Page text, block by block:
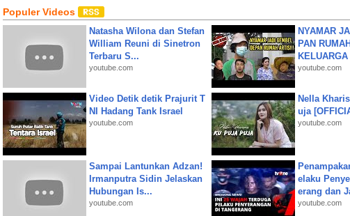
Populer Videos
Natasha Wilona dan Stefan
William Reuni di Sinetron
Terbaru S...
youtube.com
NYAMAR
PAN
youtube.com
Video Detik detik Prajurit T
NI Hadang Tank Israel
youtube.com
Nella
uja
youtube.com
Sampai Lantunkan Adzan!
Irmanputra Sidin Jelaskan
Hubungan Is...
youtube.com
elaku
erang dan
youtube.com